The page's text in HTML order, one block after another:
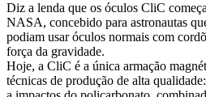
Diz a lenda que os óculos CliC
NASA, concebido para astronautas
podiam usar óculos normais com
força da gravidade.
Hoje, a CliC é a única armação
técnicas de produção de alta